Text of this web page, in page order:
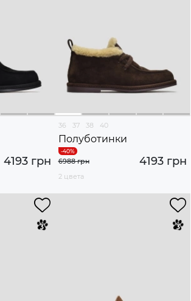
4193 грн
36 37 38 40
Полуботинки
4193 грн
6988 грн
2 цвета